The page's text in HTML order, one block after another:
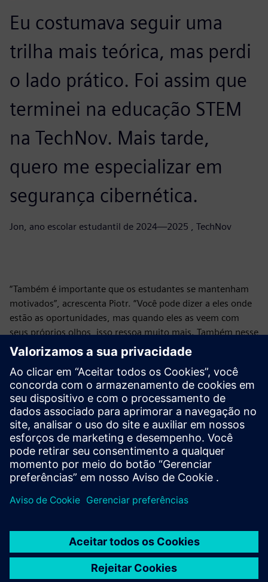
Eu costumava seguir uma
trilha mais teórica, mas perdi
o lado prático. Foi assim que
terminei na educação STEM
na TechNov. Mais tarde,
quero me especializar em
segurança cibernética.
Jon, ano escolar estudantil de 2024—2025 , TechNov
“Também é importante que os estudantes se mantenham
motivados”, acrescenta Piotr. “Você pode dizer a eles onde
estão as oportunidades, mas quando eles as veem com
seus próprios olhos, isso ressoa muito mais. Também nesse
aspecto, a oficina na Siemens foi um alvo. Vários
estudantes imediatamente perguntaram sobre estágios —
e a Siemens os oferece em uma ampla variedade de áreas.”
Enquanto isso, a Siemens e a TechNov estão explorando
opções para continuar essa primeira colaboração. Para
continuar — sem dúvida!
Quer começar uma colaboração com a Siemens ou está
procurando oportunidades interessantes de estágio
para seus alunos?